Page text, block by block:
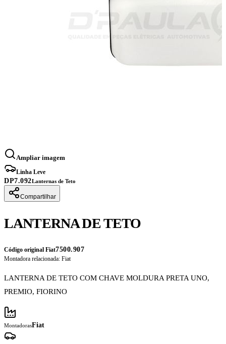
Ampliar imagem
Linha Leve
DP7.092Lanternas de Teto
Compartilhar
LANTERNA DE TETO
Código original Fiat7500.907
Montadora relacionada: Fiat
LANTERNA DE TETO COM CHAVE MOLDURA PRETA UNO,
PREMIO, FIORINO
MontadorasFiat